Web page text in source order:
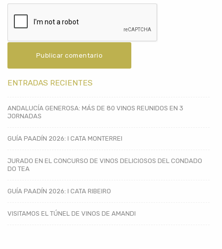
ENTRADAS RECIENTES
ANDALUCÍA GENEROSA: MÁS DE 80 VINOS REUNIDOS EN 3
JORNADAS
GUÍA PAADÍN 2026: I CATA MONTERREI
JURADO EN EL CONCURSO DE VINOS DELICIOSOS DEL CONDADO
DO TEA
GUÍA PAADÍN 2026: I CATA RIBEIRO
VISITAMOS EL TÚNEL DE VINOS DE AMANDI